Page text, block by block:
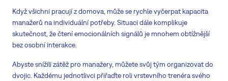
Když všichni pracují z domova, může se rychle vyčerpat kapacita
manažerů na individuální potřeby. Situaci dále komplikuje
skutečnost, že čtení emocionálních signálů je mnohem obtížnější
bez osobní interakce.
Abyste snížili zátěž pro manažery, můžete svůj tým organizovat do
dvojic. Každému jednotlivci přiřaďte roli vrstevního trenéra svého